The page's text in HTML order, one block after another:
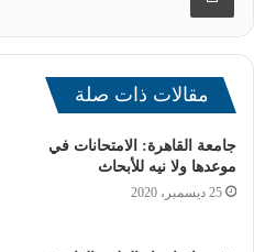
مقالات ذات صلة
جامعة القاهرة: الامتحانات في
موعدها ولا نيه للأبحاث
25 ديسمبر، 2020